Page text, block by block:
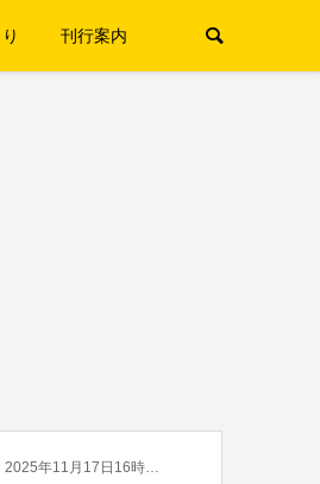
刊行案内
月17日16時より開催中